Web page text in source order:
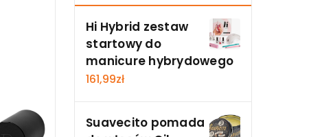
Hi Hybrid zestaw
startowy do
manicure hybrydowego
161,99zł
Suavecito pomada